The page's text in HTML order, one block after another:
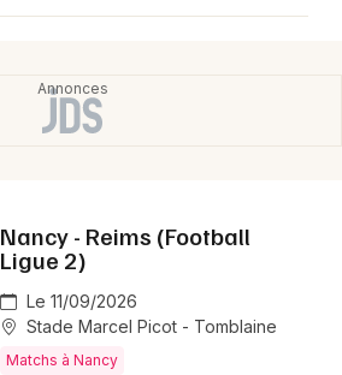
Nancy - Reims (Football
Ligue 2)
Le 11/09/2026
Stade Marcel Picot - Tomblaine
Matchs à Nancy